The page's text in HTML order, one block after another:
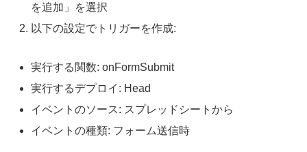
を追加」を選択
以下の設定でトリガーを作成:
実行する関数: onFormSubmit
実行するデプロイ: Head
イベントのソース: スプレッドシートから
イベントの種類: フォーム送信時